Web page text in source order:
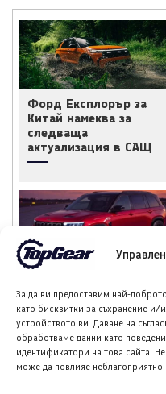
За да ви предоставим най-
като бисквитки за съхранение
устройството ви. Даване на
обработваме данни като
идентификатори на това сайта.
може да повлияе
Форд Експлорър за
Китай намеква за
следваща
актуализация в САЩ
Джип Grand Cherokee
SRT Trackhawk се
завръща с
компресорен V-8
двигател